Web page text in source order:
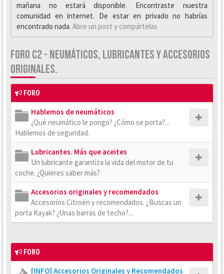
mañana no estará disponible. Encontraste nuestra
comunidad en internet. De estar en privado no habrías
encontrado nada. Abre un post y compártelas
FORO C2 - NEUMÁTICOS, LUBRICANTES Y ACCESORIOS
ORIGINALES.
FORO
Hablemos de neumáticos
¿Qué neumático le pongo? ¿Cómo se porta?...
Hablemos de seguridad.
Lubricantes. Más que aceites
Un lubricante garantiza la vida del motor de tu
coche. ¿Quieres saber más?
Accesorios originales y recomendados
Accesorios Citroën y recomendados. ¿Buscas un
porta Kayak? ¿Unas barras de techo?...
FORO
[INFO] Accesorios Originales y Recomendados